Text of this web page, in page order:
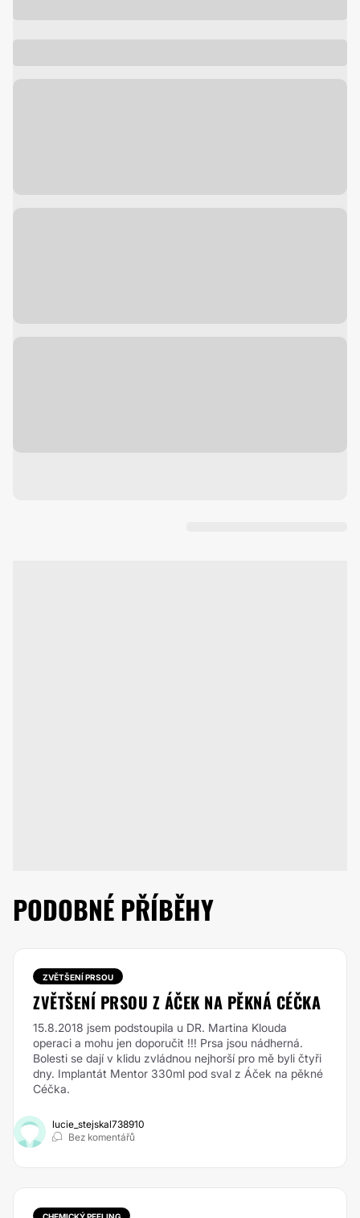
PODOBNÉ PŘÍBĚHY
ZVĚTŠENÍ PRSOU
ZVĚTŠENÍ PRSOU Z ÁČEK NA PĚKNÁ CÉČKA
15.8.2018 jsem podstoupila u DR. Martina Klouda
operaci a mohu jen doporučit !!! Prsa jsou nádherná.
Bolesti se dají v klidu zvládnou nejhorší pro mě byli čtyři
dny. Implantát Mentor 330ml pod sval z Áček na pěkné
Céčka.
lucie_stejskal738910
Bez komentářů